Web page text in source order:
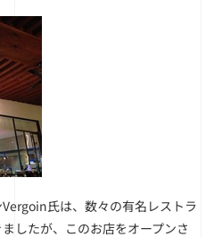
氏は、数々の有名レストラ
したが、このお店をオープンさ